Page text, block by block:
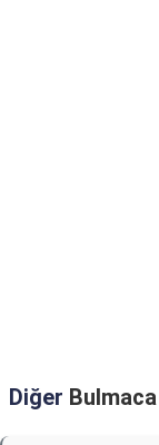
Diğer Bulmaca